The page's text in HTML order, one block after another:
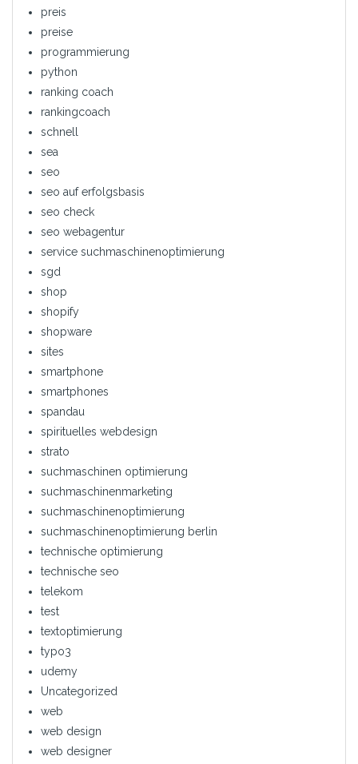
preis
preise
programmierung
python
ranking coach
rankingcoach
schnell
sea
seo
seo auf erfolgsbasis
seo check
seo webagentur
service suchmaschinenoptimierung
sgd
shop
shopify
shopware
sites
smartphone
smartphones
spandau
spirituelles webdesign
strato
suchmaschinen optimierung
suchmaschinenmarketing
suchmaschinenoptimierung
suchmaschinenoptimierung berlin
technische optimierung
technische seo
telekom
test
textoptimierung
typo3
udemy
Uncategorized
web
web design
web designer